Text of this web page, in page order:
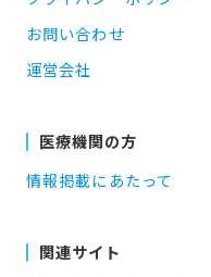
お問い合わせ
運営会社
医療機関の方
情報掲載にあたって
関連サイト